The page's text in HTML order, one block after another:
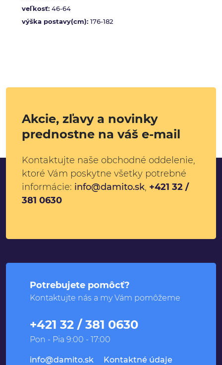
veľkosť: 46-64
výška postavy(cm): 176-182
Akcie, zľavy a novinky
prednostne na váš e-mail
Kontaktujte naše obchodné oddelenie,
ktoré Vám poskytne všetky potrebné
informácie: info@damito.sk, +421 32 /
381 0630
Potrebujete pomôcť?
Kontaktujte nás a my Vám pomôžeme
+421 32 / 381 0630
Pon - Pia 9:00 - 17:00
info@damito.sk Kontaktné údaje